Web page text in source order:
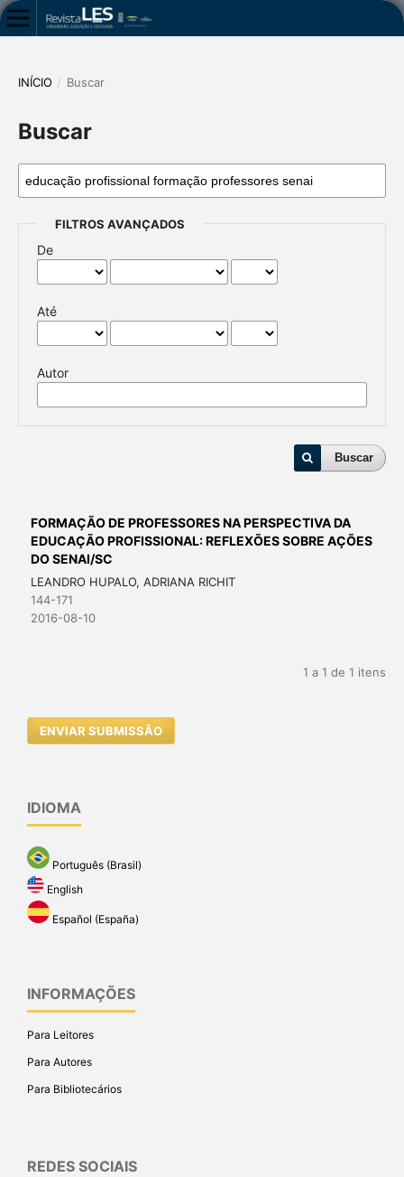
INÍCIO / Buscar
Buscar
FILTROS AVANÇADOS
De
Até
Autor
Buscar
FORMAÇÃO DE PROFESSORES NA PERSPECTIVA DA
EDUCAÇÃO PROFISSIONAL: REFLEXÕES SOBRE AÇÕES
DO SENAI/SC
LEANDRO HUPALO, ADRIANA RICHIT
144-171
2016-08-10
1 a 1 de 1 itens
ENVIAR SUBMISSÃO
IDIOMA
Português (Brasil)
English
Español (España)
INFORMAÇÕES
Para Leitores
Para Autores
Para Bibliotecários
REDES SOCIAIS